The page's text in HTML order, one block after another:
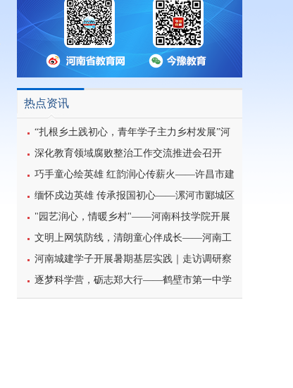
热点资讯
“扎根乡土践初心，青年学子主力乡村发展”河
南科技学院暑期三下乡
深化教育领域腐败整治工作交流推进会召开
巧手童心绘英雄 红韵润心传薪火——许昌市建
设路小学二年级主题活动
缅怀戍边英雄 传承报国初心——漯河市郾城区
东街小学开展八一建军节主题特色教育活动
"园艺润心，情暖乡村"——河南科技学院开展
暑期三下乡心理健康宣讲活动
文明上网筑防线，清朗童心伴成长——河南工
业大学北斗星筑梦志愿服务团队开展科普主题实
践课堂
河南城建学子开展暑期基层实践｜走访调研察
民情，反诈宣传护平安
逐梦科学营，砺志郑大行——鹤壁市第一中学
学子参加2026年郑州大学高校科学营研学之旅纪